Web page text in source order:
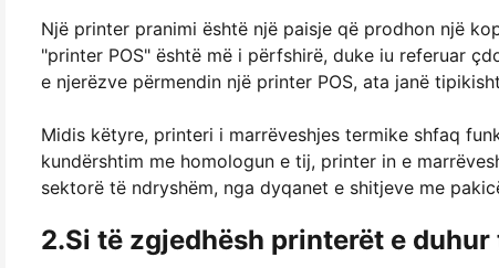
Një printer pranimi është një paisje që prodhon një
"printer POS" është më i përfshirë, duke iu referuar
e njerëzve përmendin një printer POS, ata janë
Midis këtyre, printeri i marrëveshjes termike shfaq
kundërshtim me homologun e tij, printer in e
sektorë të ndryshëm, nga dyqanet e shitjeve me
2.Si të zgjedhësh printerët e